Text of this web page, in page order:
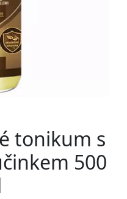
tonikum s
500